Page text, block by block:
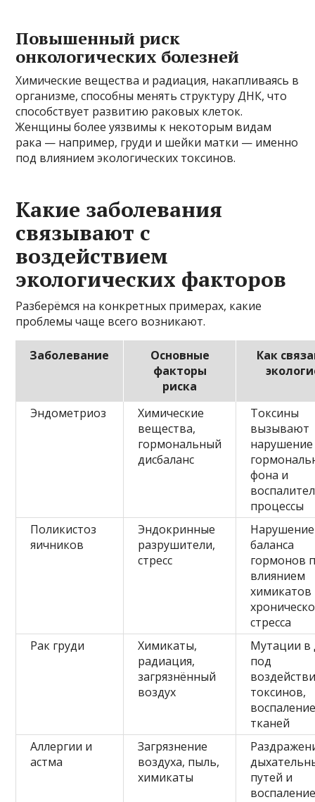
Повышенный риск
онкологических болезней
Химические вещества и радиация, накапливаясь в
организме, способны менять структуру ДНК, что
способствует развитию раковых клеток.
Женщины более уязвимы к некоторым видам
рака — например, груди и шейки матки — именно
под влиянием экологических токсинов.
Какие заболевания
связывают с
воздействием
экологических факторов
Разберёмся на конкретных примерах, какие
проблемы чаще всего возникают.
Заболевание
Основные
факторы
риска
Как
Эндометриоз
Химические
вещества,
гормональный
дисбаланс
Токсины
вызывают
нарушение
фона и
процессы
Поликистоз
яичников
Эндокринные
разрушители,
стресс
Нарушение
баланса
гормонов
влиянием
химикатов
стресса
Рак груди
Химикаты,
радиация,
загрязнённый
воздух
Мутации
под
токсинов,
тканей
Аллергии и
астма
Загрязнение
воздуха, пыль,
химикаты
путей и